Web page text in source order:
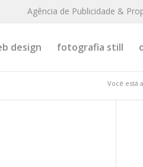
Agência de Publicidade &
design fotografia still
Você está